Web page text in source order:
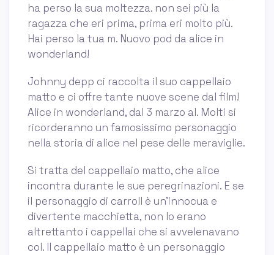
ha perso la sua moltezza. non sei più la
ragazza che eri prima, prima eri molto più.
Hai perso la tua m. Nuovo pod da alice in
wonderland!
Johnny depp ci raccolta il suo cappellaio
matto e ci offre tante nuove scene dal film!
Alice in wonderland, dal 3 marzo al. Molti si
ricorderanno un famosissimo personaggio
nella storia di alice nel pese delle meraviglie.
Si tratta del cappellaio matto, che alice
incontra durante le sue peregrinazioni. E se
il personaggio di carroll è un’innocua e
divertente macchietta, non lo erano
altrettanto i cappellai che si avvelenavano
col. Il cappellaio matto è un personaggio